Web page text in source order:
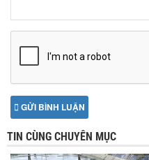
GỬI BÌNH LUẬN
TIN CÙNG CHUYÊN MỤC